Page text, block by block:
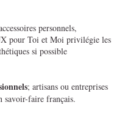
personnels,
pour Toi et Moi privilégie les
si possible
; artisans ou entreprises
savoir-faire français.